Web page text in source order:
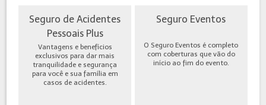
Seguro de Acidentes
Pessoais Plus
Vantagens e benefícios
exclusivos para dar mais
tranquilidade e segurança
para você e sua família em
casos de acidentes.
Seguro Eventos
O Seguro Eventos é completo
com coberturas que vão do
início ao fim do evento.